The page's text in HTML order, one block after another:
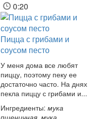
0:20
Пицца с грибами и
соусом песто
У меня дома все любят
пиццу, поэтому пеку ее
достаточно часто. На днях
пекла пиццу с грибами и...
Ингредиенты: мука